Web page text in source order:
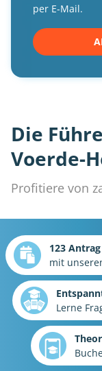
per E-Mail.
Die
Voerde-
Profitiere von
123
mit
Lerne